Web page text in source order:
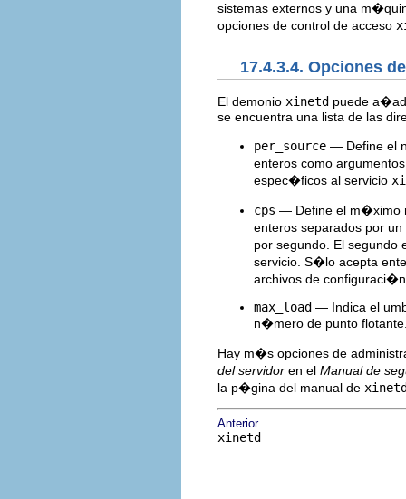
sistemas externos y una
opciones de control de acceso
17.4.3.4. Opciones
El demonio xinetd puede
se encuentra una lista de las
per_source — Define el
enteros como
espec�ficos al servicio
cps — Define el m�ximo
enteros separados por
por segundo. El
servicio. S�lo acepta
archivos de
max_load — Indica el
n�mero de punto
Hay m�s opciones de
del servidor en el Manual de
la p�gina del manual de
Anterior
xinetd